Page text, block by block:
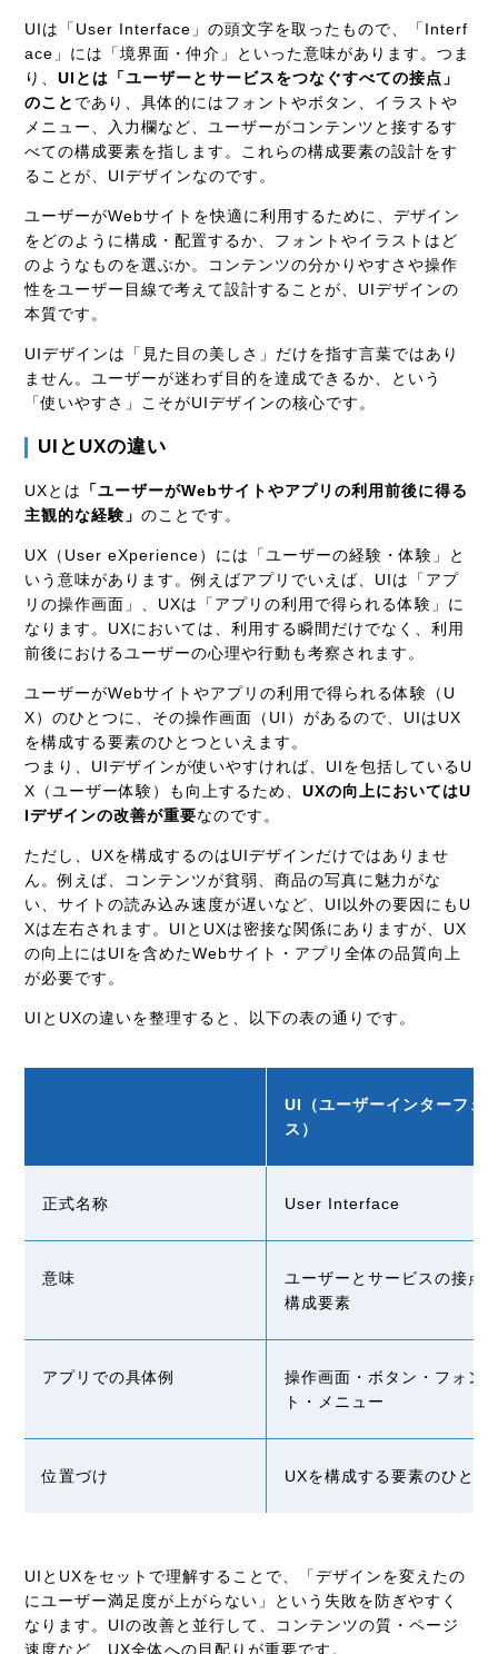
UIは「User Interface」の頭文字を取ったもので、「Interf
ace」には「境界面・仲介」といった意味があります。つま
り、UIとは「ユーザーとサービスをつなぐすべての接点」
のこと であり、具体的にはフォントやボタン、イラストや
メニュー、入力欄など、ユーザーがコンテンツと接するす
べての構成要素を指します。これらの構成要素の設計をす
ることが、UIデザインなのです。
ユーザーがWebサイトを快適に利用するために、デザイン
をどのように構成・配置するか、フォントやイラストはど
のようなものを選ぶか。コンテンツの分かりやすさや操作
性をユーザー目線で考えて設計することが、UIデザインの
本質です。
UIデザインは「見た目の美しさ」だけを指す言葉ではあり
ません。ユーザーが迷わず目的を達成できるか、という
「使いやすさ」こそがUIデザインの核心です。
UIとUXの違い
UXとは
「ユーザーがWebサイトやアプリの利用前後に得る
主観的な経験」のことです。
UX（User eXperience）には「ユーザーの経験・体験」と
いう意味があります。例えばアプリでいえば、UIは「アプ
リの操作画面」、UXは「アプリの利用で得られる体験」に
なります。UXにおいては、利用する瞬間だけでなく、利用
前後におけるユーザーの心理や行動も考察されます。
ユーザーがWebサイトやアプリの利用で得られる体験（U
X）のひとつに、その操作画面（UI）があるので、UIはUX
を構成する要素のひとつといえます。
つまり、UIデザインが使いやすければ、UIを包括しているU
X（ユーザー体験）も向上するため、UXの向上においてはU
Iデザインの改善が重要なのです。
ただし、UXを構成するのはUIデザインだけではありませ
ん。例えば、コンテンツが貧弱、商品の写真に魅力がな
い、サイトの読み込み速度が遅いなど、UI以外の要因にもU
Xは左右されます。UIとUXは密接な関係にありますが、UX
の向上にはUIを含めたWebサイト・アプリ全体の品質向上
が必要です。
UIとUXの違いを整理すると、以下の表の通りです。
UI
（ユーザーインターフェ
ス）
正式名称 User Interface
意味
ユーザーとサービスの接点
構成要素
アプリでの具体例
操作画面・ボタン・フォン
ト・メニュー
位置づけ UXを構成する要素のひとつ
UIとUXをセットで理解することで、「デザインを変えたの
にユーザー満足度が上がらない」という失敗を防ぎやすく
なります。UIの改善と並行して、コンテンツの質・ページ
速度など、UX全体への目配りが重要です。